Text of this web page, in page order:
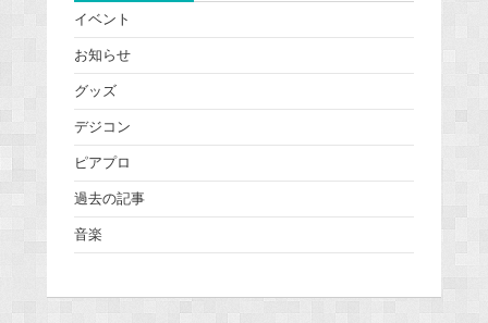
イベント
お知らせ
グッズ
デジコン
ピアプロ
過去の記事
音楽